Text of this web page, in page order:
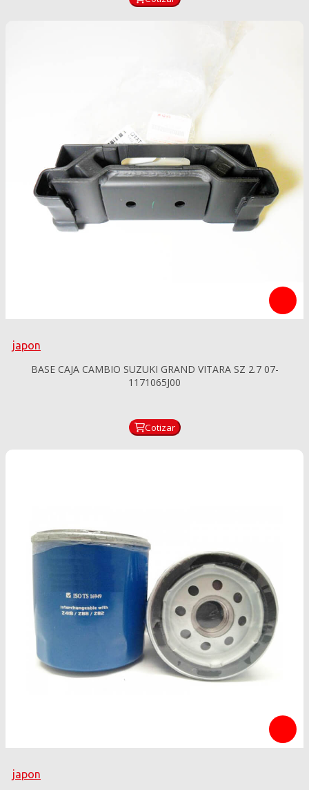
japon
BASE CAJA CAMBIO SUZUKI GRAND VITARA SZ 2.7 07-
1171065J00
Cotizar
japon